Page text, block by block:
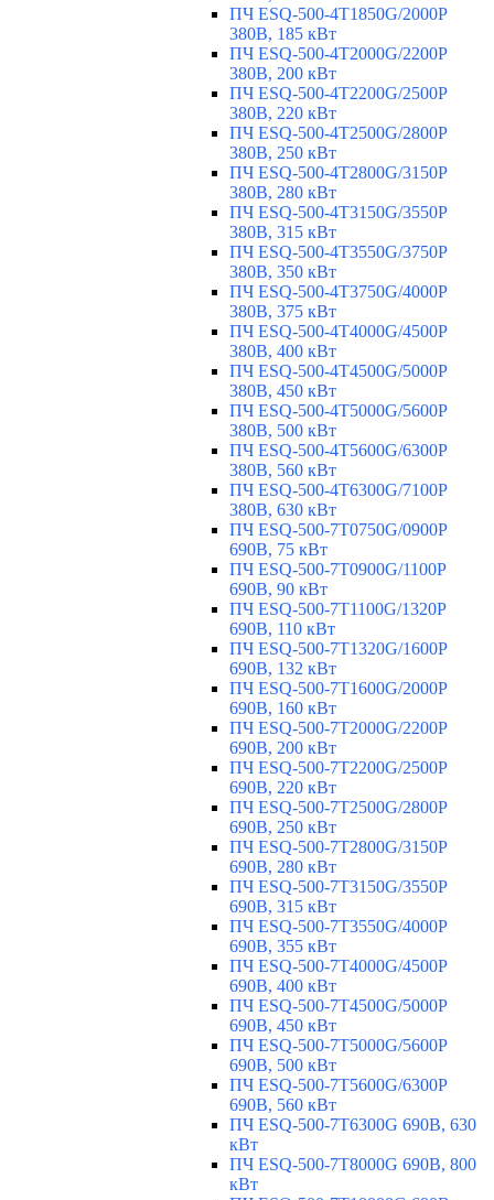
ПЧ ESQ-500-4T1850G/2000P
380В, 185 кВт
ПЧ ESQ-500-4T2000G/2200P
380В, 200 кВт
ПЧ ESQ-500-4T2200G/2500P
380В, 220 кВт
ПЧ ESQ-500-4T2500G/2800P
380В, 250 кВт
ПЧ ESQ-500-4T2800G/3150P
380В, 280 кВт
ПЧ ESQ-500-4T3150G/3550P
380В, 315 кВт
ПЧ ESQ-500-4T3550G/3750P
380В, 350 кВт
ПЧ ESQ-500-4T3750G/4000P
380В, 375 кВт
ПЧ ESQ-500-4T4000G/4500P
380В, 400 кВт
ПЧ ESQ-500-4T4500G/5000P
380В, 450 кВт
ПЧ ESQ-500-4T5000G/5600P
380В, 500 кВт
ПЧ ESQ-500-4T5600G/6300P
380В, 560 кВт
ПЧ ESQ-500-4T6300G/7100P
380В, 630 кВт
ПЧ ESQ-500-7T0750G/0900P
690В, 75 кВт
ПЧ ESQ-500-7T0900G/1100P
690В, 90 кВт
ПЧ ESQ-500-7T1100G/1320P
690В, 110 кВт
ПЧ ESQ-500-7T1320G/1600P
690В, 132 кВт
ПЧ ESQ-500-7T1600G/2000P
690В, 160 кВт
ПЧ ESQ-500-7T2000G/2200P
690В, 200 кВт
ПЧ ESQ-500-7T2200G/2500P
690В, 220 кВт
ПЧ ESQ-500-7T2500G/2800P
690В, 250 кВт
ПЧ ESQ-500-7T2800G/3150P
690В, 280 кВт
ПЧ ESQ-500-7T3150G/3550P
690В, 315 кВт
ПЧ ESQ-500-7T3550G/4000P
690В, 355 кВт
ПЧ ESQ-500-7T4000G/4500P
690В, 400 кВт
ПЧ ESQ-500-7T4500G/5000P
690В, 450 кВт
ПЧ ESQ-500-7T5000G/5600P
690В, 500 кВт
ПЧ ESQ-500-7T5600G/6300P
690В, 560 кВт
ПЧ ESQ-500-7T6300G 690В, 630
кВт
ПЧ ESQ-500-7T8000G 690В, 800
кВт